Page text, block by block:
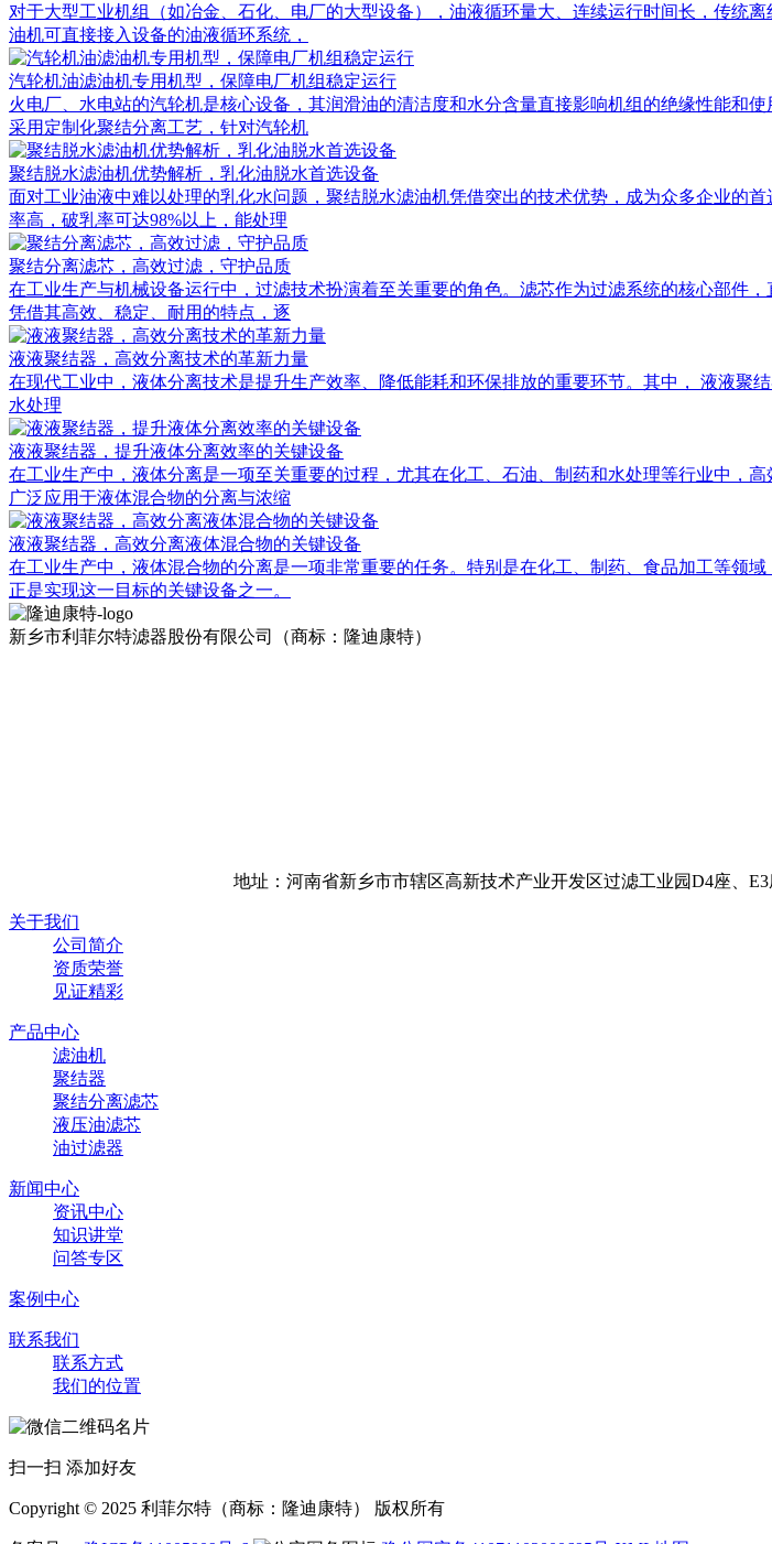
对于大型工业机组（如冶金、石化、电厂的大型设备），油液循环量大、连续运行时间长，传统
油机可直接接入设备的油液循环系统，
汽轮机油滤油机专用机型，保障电厂机组稳定运行
火电厂、水电站的汽轮机是核心设备，其润滑油的清洁度和水分含量直接影响机组的绝缘性能和
采用定制化聚结分离工艺，针对汽轮机
聚结脱水滤油机优势解析，乳化油脱水首选设备
面对工业油液中难以处理的乳化水问题，聚结脱水滤油机凭借突出的技术优势，成为众多企业的
率高，破乳率可达98%以上，能处理
聚结分离滤芯，高效过滤，守护品质
在工业生产与机械设备运行中，过滤技术扮演着至关重要的角色。滤芯作为过滤系统的核心部件
凭借其高效、稳定、耐用的特点，逐
液液聚结器，高效分离技术的革新力量
在现代工业中，液体分离技术是提升生产效率、降低能耗和环保排放的重要环节。其中， 液液聚
水处理
液液聚结器，提升液体分离效率的关键设备
在工业生产中，液体分离是一项至关重要的过程，尤其在化工、石油、制药和水处理等行业中，
广泛应用于液体混合物的分离与浓缩
液液聚结器，高效分离液体混合物的关键设备
在工业生产中，液体混合物的分离是一项非常重要的任务。特别是在化工、制药、食品加工等领
正是实现这一目标的关键设备之一。
新乡市利菲尔特滤器股份有限公司（商标：隆迪康特）
地址：河南省新乡市市辖区高新技术产业开发区过滤工业园D4座、E3
关于我们
公司简介
资质荣誉
见证精彩
产品中心
滤油机
聚结器
聚结分离滤芯
液压油滤芯
油过滤器
新闻中心
资讯中心
知识讲堂
问答专区
案例中心
联系我们
联系方式
我们的位置
扫一扫 添加好友
Copyright © 2025 利菲尔特（商标：隆迪康特） 版权所有